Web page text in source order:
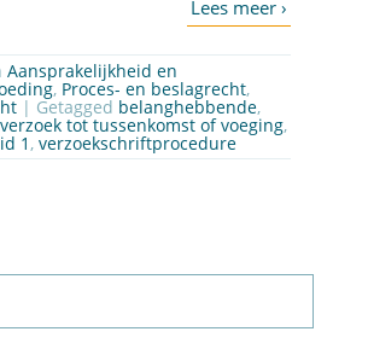
Aansprakelijkheid en
, Proces- en beslagrecht,
| Getagged belanghebbende,
tot tussenkomst of voeging,
1 , verzoekschriftprocedure